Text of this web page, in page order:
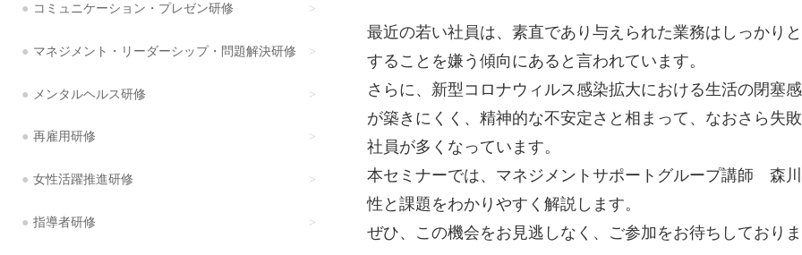
コミュニケーション・プレゼン研修
マネジメント・リーダーシップ・問題解決研修
メンタルヘルス研修
再雇用研修
女性活躍推進研修
指導者研修
最近の若い社員は、素直であり与えられた業務はしっかり
することを嫌う傾向にあると言われています。
さらに、新型コロナウィルス感染拡大における生活の閉塞
が築きにくく、精神的な不安定さと相まって、なおさら失
社員が多くなっています。
本セミナーでは、マネジメントサポートグループ講師 森
性と課題をわかりやすく解説します。
ぜひ、この機会をお見逃しなく、ご参加をお待ちしておりま